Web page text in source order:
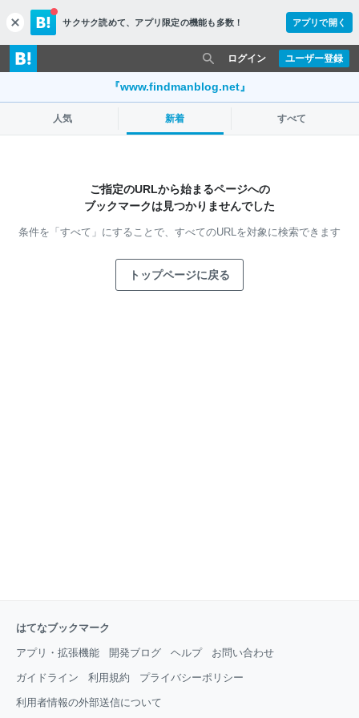
c
l
o
s
サクサク読めて、 アプリ限定の機能も多数！ アプリで開く
ユーザー登録
ログイン
『www.findmanblog.net』
人気 新着 すべて
ご指定のURLから始まるページへの
ブックマークは見つかりませんでした
条件を「すべて」にすることで、 すべてのURLを対象に検索できます
トップページに戻る
はてなブックマーク
アプリ・拡張機能 開発ブログ ヘルプ お問い合わせ
ガイドライン 利用規約 プライバシーポリシー
利用者情報の外部送信について